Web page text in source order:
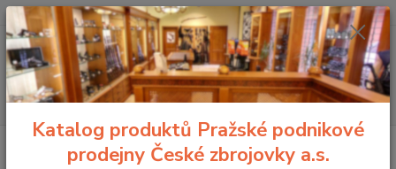
Menu
Hledat
+420 225 375 800
Katalog produktů Pražské podnikové
prodejny České zbrojovky a.s.